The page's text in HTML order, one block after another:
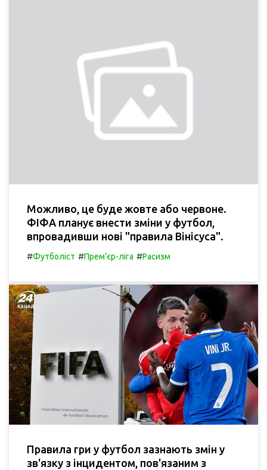
Можливо, це буде жовте або червоне.
ФІФА планує внести зміни у футбол,
впровадивши нові "правила Вінісуса".
#Футболіст #Прем'єр-ліга #Расизм
Правила гри у футбол зазнають змін у
зв'язку з інцидентом, пов'язаним з